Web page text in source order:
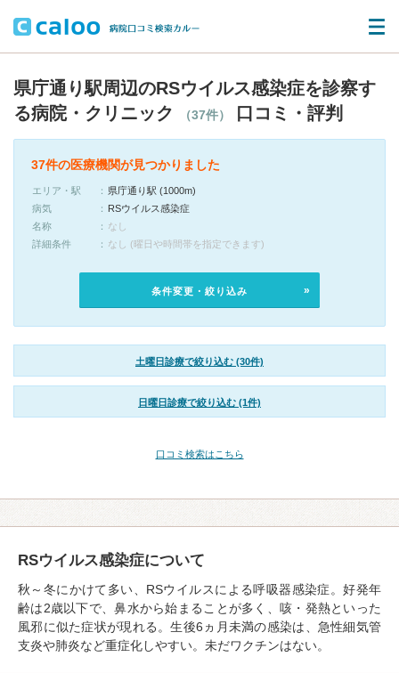
県庁通り駅周辺のRSウイルス感染症を診察す
る病院・クリニック
（37件） 口コミ・評判
37件の医療機関が見つかりました
エリア・駅
県庁通り駅 (1000m)
病気
RSウイルス感染症
名称
なし
詳細条件
なし (曜日や時間帯を指定できます)
条件変更・絞り込み
土曜日診療で絞り込む (30件)
日曜日診療で絞り込む (1件)
口コミ検索はこちら
RSウイルス感染症について
秋～冬にかけて多い、RSウイルスによる呼吸器感染症。好発年
齢は2歳以下で、鼻水から始まることが多く、咳・発熱といった
風邪に似た症状が現れる。生後6ヵ月未満の感染は、急性細気管
支炎や肺炎など重症化しやすい。未だワクチンはない。